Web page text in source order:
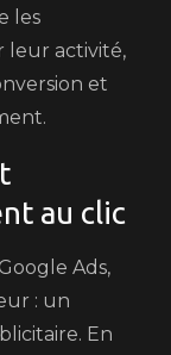
les
leur activité,
et
au clic
Ads,
: un
En